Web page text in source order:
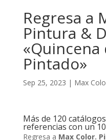
Regresa a
Pintura &
«Quincena
Pintado»
Sep 25, 2023 | Max
Más de 120
referencias con un
Regresa a Max Color.